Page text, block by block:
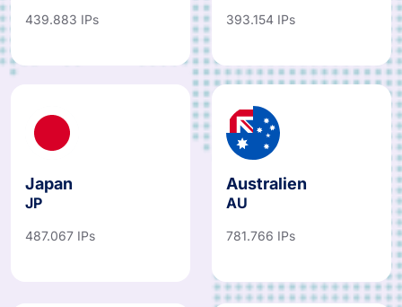
439.883 IPs 393.154 IPs
Japan
JP
487.067 IPs
Australien
AU
781.766 IPs